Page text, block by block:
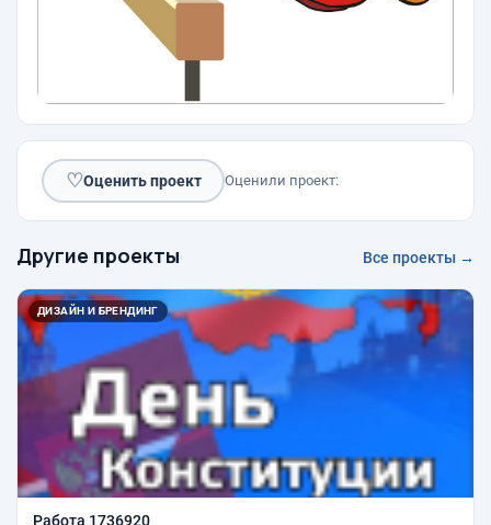
♡Оценить проект Оценили проект:
Другие проекты Все проекты →
ДИЗАЙН И БРЕНДИНГ
Работа 1736920